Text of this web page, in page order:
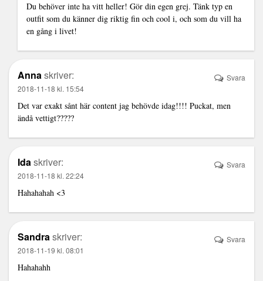
Du behöver inte ha vitt heller! Gör din egen grej. Tänk typ en
outfit som du känner dig riktig fin och cool i, och som du vill ha
en gång i livet!
Annaskriver:
2018-11-18 kl. 15:54
Det var exakt sånt här content jag behövde idag!!!! Puckat, men
ändå vettigt?????
Svara
Idaskriver:
2018-11-18 kl. 22:24
Hahahahah <3
Svara
Sandraskriver:
2018-11-19 kl. 08:01
Hahahahh
Svara